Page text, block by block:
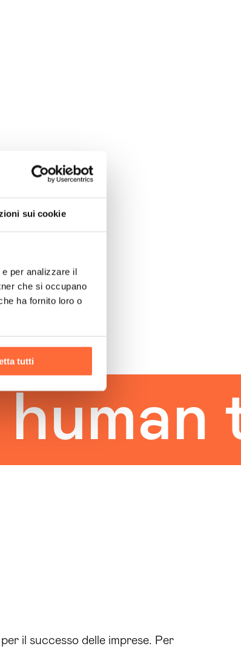
sui cookie
per analizzare il
che si occupano
ha fornito loro o
tutti
il successo delle imprese. Per